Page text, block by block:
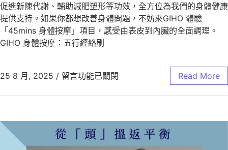
促進新陳代謝、輔助減肥塑形等功效，全方位為我們的身體健康
提供支持。如果你都想改善身體問題，不妨來GIHO 體驗
「45mins 身體按摩」項目，感受由表皮到內臟的全面調理。
GIHO 身體按摩：五行經絡刷
25 8 月, 2025 / 留言功能已關閉 Read More